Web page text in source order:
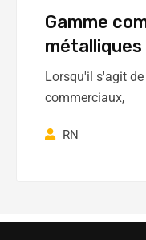
Gamme
métalliques
Lorsqu'il s'agit
commerciaux,
RN